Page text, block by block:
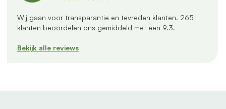
Productspecificaties
Wij gaan voor transparantie en tevreden klanten. 265
klanten beoordelen ons gemiddeld met een 9.3.
Bekijk alle reviews